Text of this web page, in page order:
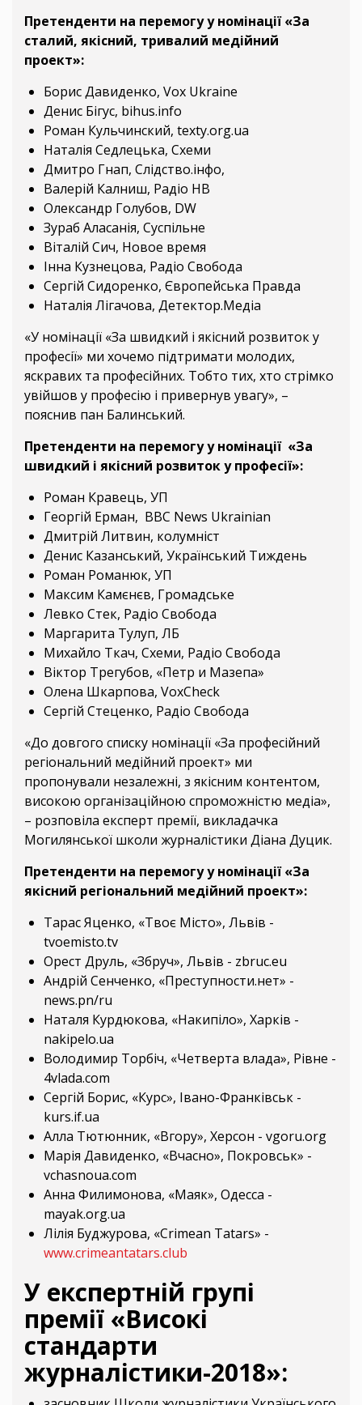
Претенденти на перемогу у номінації «За
сталий, якісний, тривалий медійний
проект»:
Борис Давиденко, Vox Ukraine
Денис Бігус, bihus.info
Роман Кульчинский, texty.org.ua
Наталія Седлецька, Схеми
Дмитро Гнап, Слідство.інфо,
Валерій Калниш, Радіо НВ
Олександр Голубов, DW
Зураб Аласанія, Суспільне
Віталій Сич, Новое время
Інна Кузнецова, Радіо Свобода
Сергій Сидоренко, Європейська Правда
Наталія Лігачова, Детектор.Медіа
«У номінації «За швидкий і якісний розвиток у
професії» ми хочемо підтримати молодих,
яскравих та професійних. Тобто тих, хто стрімко
увійшов у професію і привернув увагу», –
пояснив пан Балинський.
Претенденти на перемогу у номінації «За
швидкий і якісний розвиток у професії»:
Роман Кравець, УП
Георгій Ерман, BBC News Ukrainian
Дмитрій Литвин, колумніст
Денис Казанський, Український Тиждень
Роман Романюк, УП
Максим Камєнєв, Громадське
Левко Стек, Радіо Свобода
Маргарита Тулуп, ЛБ
Михайло Ткач, Схеми, Радіо Свобода
Віктор Трегубов, «Петр и Мазепа»
Олена Шкарпова, VoxCheck
Сергій Стеценко, Радіо Свобода
«До довгого списку номінації «За професійний
регіональний медійний проект» ми
пропонували незалежні, з якісним контентом,
високою організаційною спроможністю медіа»,
– розповіла експерт премії, викладачка
Могилянської школи журналістики Діана Дуцик.
Претенденти на перемогу у номінації «За
якісний регіональний медійний проект»:
Тарас Яценко, «Твоє Місто», Львів -
tvoemisto.tv
Орест Друль, «Збруч», Львів - zbruc.eu
Андрій Сенченко, «Преступности.нет» -
news.pn/ru
Наталя Курдюкова, «Накипіло», Харків -
nakipelo.ua
Володимир Торбіч, «Четверта влада», Рівне -
4vlada.com
Сергій Борис, «Курс», Івано-Франківськ -
kurs.if.ua
Алла Тютюнник, «Вгору», Херсон - vgoru.org
Марія Давиденко, «Вчасно», Покровськ» -
vchasnoua.com
Анна Филимонова, «Маяк», Одесса -
mayak.org.ua
Лілія Буджурова, «Crimean Tatars» -
www.crimeantatars.club
У експертній групі
премії «Високі
стандарти
журналістики-2018»: